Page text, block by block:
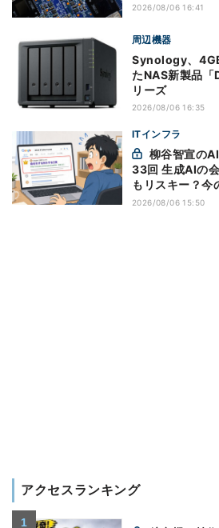
2026/08/06 16:41
周辺機器
Synology、
たNAS新製品
リーズ
2026/08/06 16:35
ITインフラ
33回 生成AIの
もリスキー？今
万全にしておこう
2026/08/06 15:50
アクセスランキング